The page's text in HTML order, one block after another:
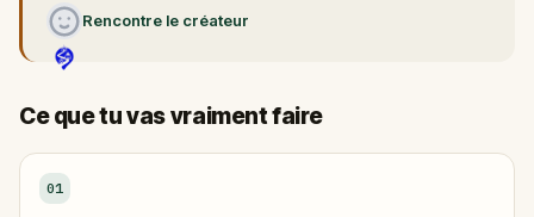
Rencontre le créateur
Ce que tu vas vraiment faire
01